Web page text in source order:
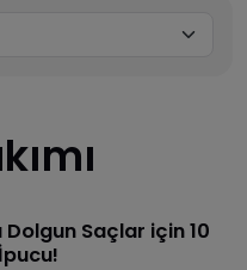
Dolgun Saçlar için 10